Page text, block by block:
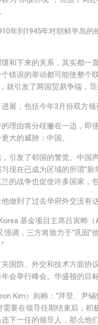
年到1945年对朝鲜半岛
和下来的关系，其实都一
错误的举动都可能使整个
就引发了两国贸易争端，
展，包括今年3月份双方
理由将分歧撇在一边，即
大的威胁：中国。
引发了邻国的警觉。中国
现在已成为区域的所谓“
的战争也促使许多国家，
做到了过去华府外交没有达
基金项目主席吕寅晔
强调，三方将致力于“巩固
国防、外交和技术方面协
会举行峰会。华盛顿的目
Kim）则称：“拜登、尹
需要在领导任期结束后，
下一任的领导人，那么他